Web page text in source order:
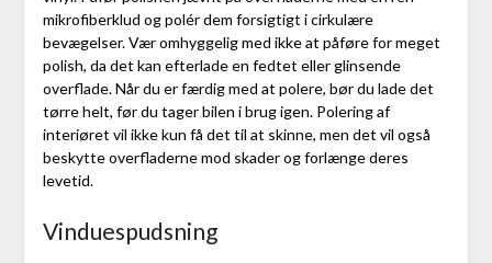
mikrofiberklud og polér dem forsigtigt i cirkulære
bevægelser. Vær omhyggelig med ikke at påføre for meget
polish, da det kan efterlade en fedtet eller glinsende
overflade. Når du er færdig med at polere, bør du lade det
tørre helt, før du tager bilen i brug igen. Polering af
interiøret vil ikke kun få det til at skinne, men det vil også
beskytte overfladerne mod skader og forlænge deres
levetid.
Vinduespudsning